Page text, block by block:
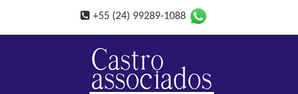
+55 (24) 99289-1088